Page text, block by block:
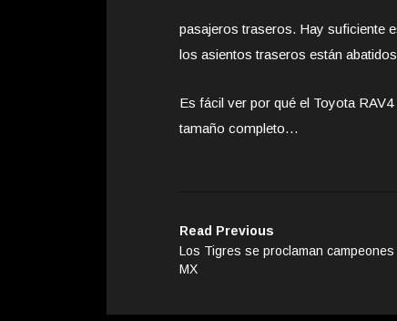
pasajeros traseros. Hay suficiente
los asientos traseros están
Es fácil ver por qué el Toyota
tamaño completo…
Read Previous
Los Tigres se proclaman campeones
MX